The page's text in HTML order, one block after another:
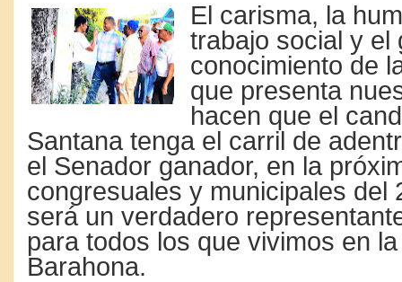
El carisma, la
trabajo social y el
conocimiento de
que presenta
hacen que el
Santana tenga el carril de
el Senador ganador, en la
congresuales y municipales del
será un verdadero
para todos los que vivimos en
Barahona.